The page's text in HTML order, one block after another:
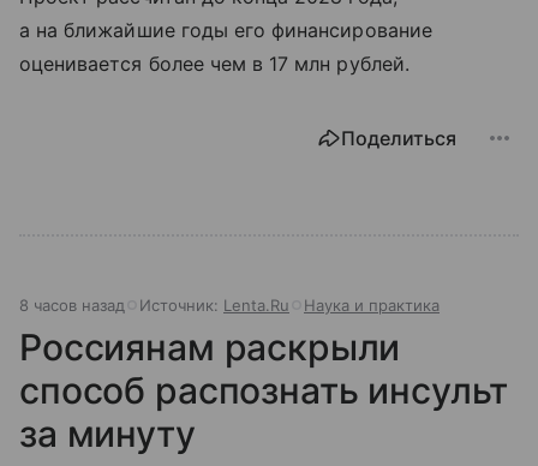
а на ближайшие годы его финансирование
оценивается более чем в 17 млн рублей.
Поделиться
8 часов назад Источник: Lenta.Ru Наука и практика
Россиянам раскрыли
способ распознать инсульт
за минуту